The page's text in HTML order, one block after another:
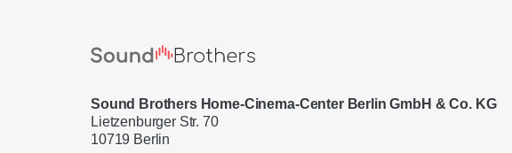
Sound Brothers Home-Cinema-Center Berlin GmbH & Co. KG
Lietzenburger Str. 70
10719 Berlin